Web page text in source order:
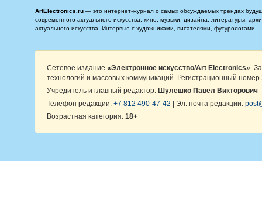
ArtElectronics.ru — это интернет-журнал о самых обсуждаемых трендах
современного актуального искусства, кино, музыки, дизайна, литературы,
актуального искусства. Интервью с художниками, писателями, футурологами
Сетевое издание «Электронное искусство/Art Electronics» .
технологий и массовых коммуникаций. Регистрационный
Учредитель и главный редактор: Шулешко Павел Викторович
Телефон редакции: +7 812 490-47-42 | Эл. почта редакции:
Возрастная категория: 18+